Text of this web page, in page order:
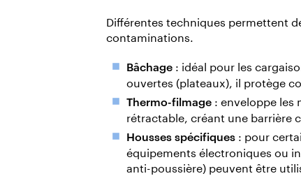
Différentes techniques permettent
contaminations.
Bâchage : idéal pour les
ouvertes (plateaux), il protège
Thermo-filmage: enveloppe les
rétractable, créant une barrière
Housses spécifiques: pour
équipements électroniques ou
anti-poussière) peuvent être